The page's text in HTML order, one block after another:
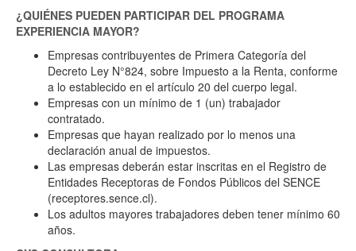
¿QUIÉNES PUEDEN PARTICIPAR DEL PROGRAMA
EXPERIENCIA MAYOR?
Empresas contribuyentes de Primera Categoría del
Decreto Ley N°824, sobre Impuesto a la Renta, conforme
a lo establecido en el artículo 20 del cuerpo legal.
Empresas con un mínimo de 1 (un) trabajador
contratado.
Empresas que hayan realizado por lo menos una
declaración anual de impuestos.
Las empresas deberán estar inscritas en el Registro de
Entidades Receptoras de Fondos Públicos del SENCE
(receptores.sence.cl).
Los adultos mayores trabajadores deben tener mínimo 60
años.